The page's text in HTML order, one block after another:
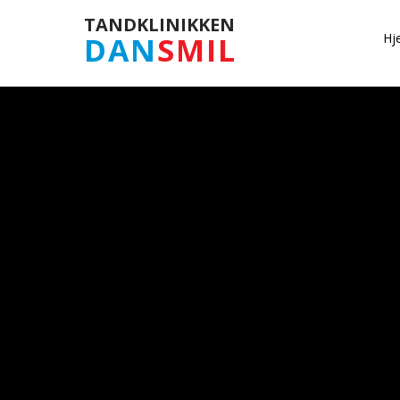
​TANDKLINIKKEN
DANSMIL